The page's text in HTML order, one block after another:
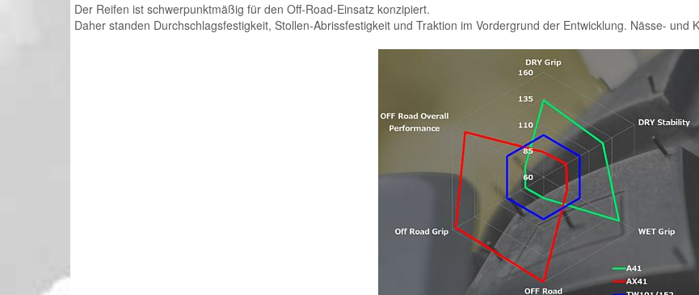
Der Reifen ist schwerpunktmäßig für den Off-Road-Einsatz konzipiert.
Daher standen Durchschlagsfestigkeit, Stollen-Abrissfestigkeit und Traktion im Vordergrund der Entwicklung. Nässe- und